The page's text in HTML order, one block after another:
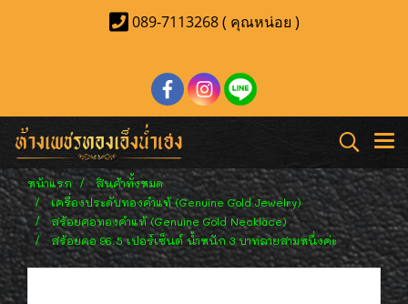
089-7113268 ( คุณหน่อย )
หน้าแรก
สินค้าทั้งหมด
เครื่องประดับทองคำแท้ (Genuine Gold Jewelry)
สร้อยคอทองคำแท้ (Genuine Gold Necklace)
สร้อยคอ 96.5 เปอร์เซ็นต์ น้ำหนัก 3 บาทลายสามหนึ่งค่ะ